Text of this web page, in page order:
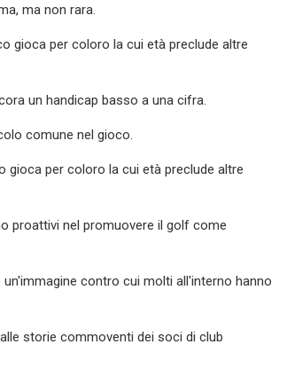
ma non rara.
gioca per coloro la cui età preclude altre
un handicap basso a una cifra.
comune nel gioco.
per coloro la cui età preclude altre
proattivi nel promuovere il golf come
contro cui molti all'interno hanno
storie commoventi dei soci di club